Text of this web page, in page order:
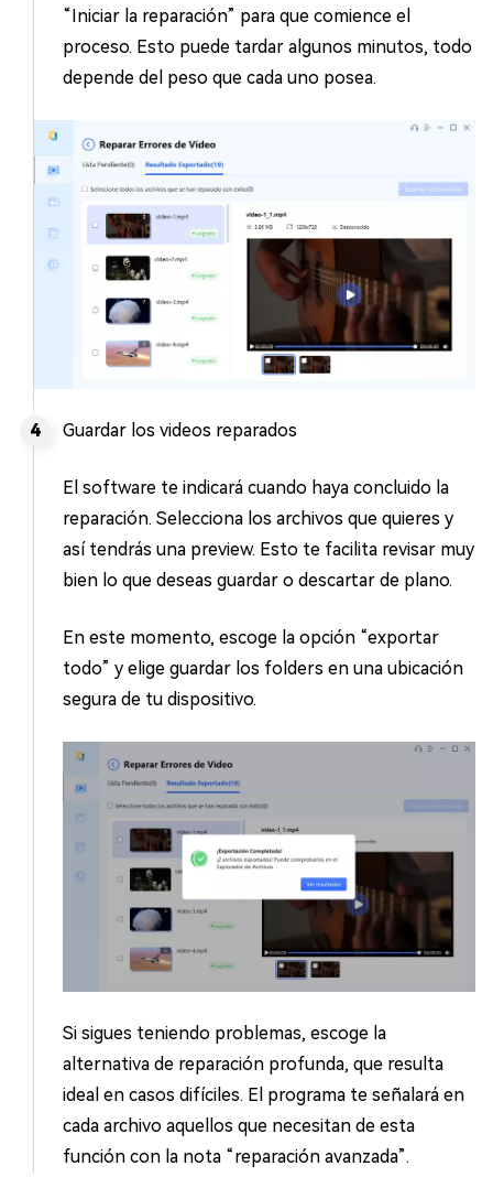
“Iniciar la reparación” para que comience el
proceso. Esto puede tardar algunos minutos, todo
depende del peso que cada uno posea.
Guardar los videos reparados
El software te indicará cuando haya concluido la
reparación. Selecciona los archivos que quieres y
así tendrás una preview. Esto te facilita revisar muy
bien lo que deseas guardar o descartar de plano.
En este momento, escoge la opción “exportar
todo” y elige guardar los folders en una ubicación
segura de tu dispositivo.
Si sigues teniendo problemas, escoge la
alternativa de reparación profunda, que resulta
ideal en casos difíciles. El programa te señalará en
cada archivo aquellos que necesitan de esta
función con la nota “reparación avanzada”.